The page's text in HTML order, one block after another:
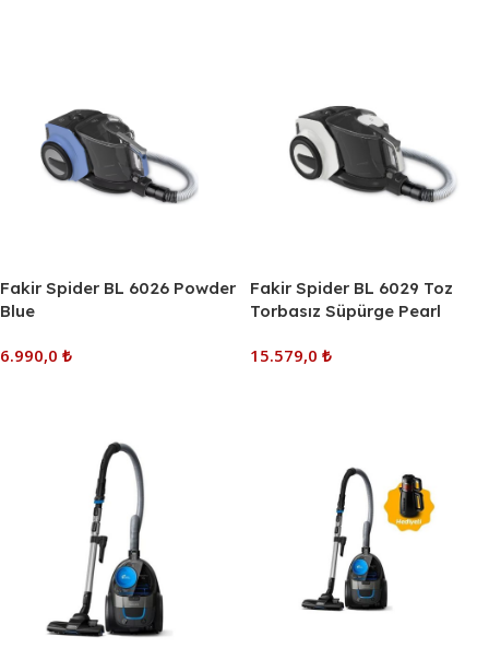
Fakir Spider BL 6026 Powder
Blue
6.990,0 ₺
Fakir Spider BL 6029 Toz
Torbasız Süpürge Pearl
15.579,0 ₺